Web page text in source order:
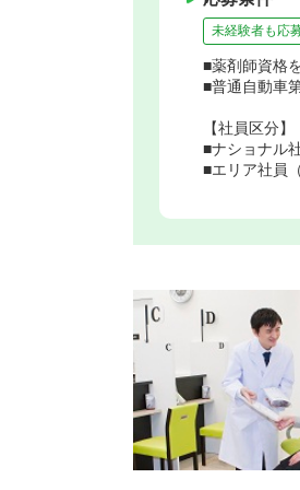
未経験者も応
■薬剤師資格
■普通自動車
【社員区分】
■ナショナル
■エリア社員